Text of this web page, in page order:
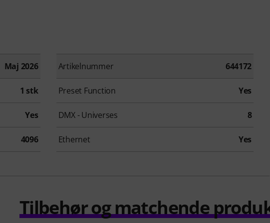
Maj 2026 Artikelnummer 644172
1 stk Preset Function Yes
Yes DMX - Universes 8
4096 Ethernet Yes
Tilbehør og matchende